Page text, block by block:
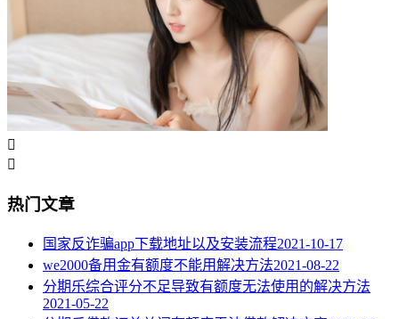


热门文章
国家反诈骗app下载地址以及安装流程2021-10-17
we2000备用金有额度不能用解决方法2021-08-22
分期乐综合评分不足导致有额度无法使用的解决方法
2021-05-22